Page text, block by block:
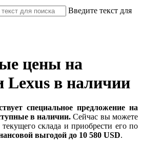
Введите текст для
цены на
Lexus в наличии
специальное предложение на
в наличии.Сейчас вы можете
склада и приобрести его по
выгодой до 10 580 USD.